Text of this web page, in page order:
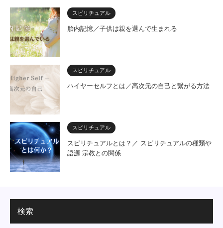
スピリチュアル
胎内記憶／子供は親を選んで生まれる
スピリチュアル
ハイヤーセルフとは／高次元の自己と繋がる方法
スピリチュアル
スピリチュアルとは？／ スピリチュアルの種類や
語源 宗教との関係
検索